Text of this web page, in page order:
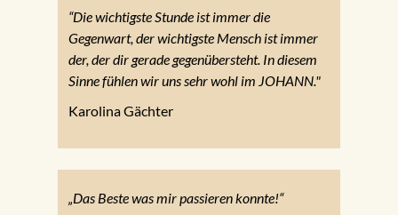
“Die wichtigste Stunde ist immer die
Gegenwart, der wichtigste Mensch ist immer
der, der dir gerade gegenübersteht. In diesem
Sinne fühlen wir uns sehr wohl im JOHANN."
Karolina Gächter
„Das Beste was mir passieren konnte!“